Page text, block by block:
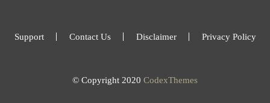
Support Contact Us Disclaimer Privacy Policy
© Copyright 2020 CodexThemes